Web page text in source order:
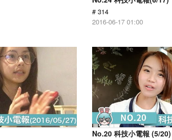
# 314
2016-06-17 01:00
No.20 科技小電報 (5/20)